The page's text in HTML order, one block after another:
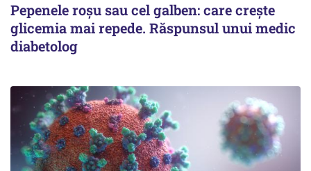
Pepenele roșu sau cel galben: care crește
glicemia mai repede. Răspunsul unui medic
diabetolog